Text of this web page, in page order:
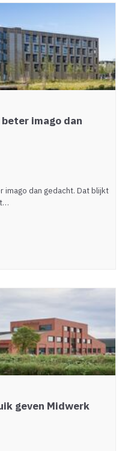
imago dan
imago dan gedacht. Dat blijkt
geven Midwerk